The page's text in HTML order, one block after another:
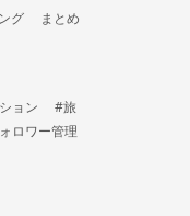
グ まとめ
ョン
#旅
ロワー管理